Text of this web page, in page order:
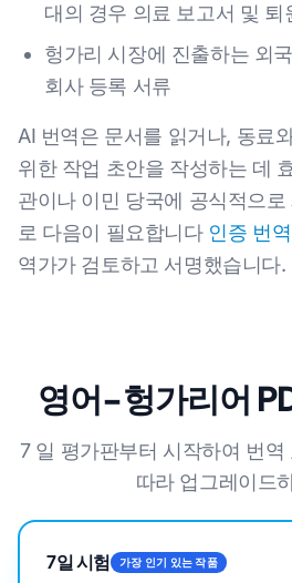
대의 경우 의료 보고서 및 퇴
헝가리 시장에 진출하는 외
회사 등록 서류
AI 번역은 문서를 읽거나, 동료
위한 작업 초안을 작성하는 데
관이나 이민 당국에 공식적으
로 다음이 필요합니다 인증 번역
역가가 검토하고 서명했습니다.
영어-헝가리어
7 일 평가판부터 시작하여 번역
따라 업그레이드
7일 시험 가장 인기 있는 작품